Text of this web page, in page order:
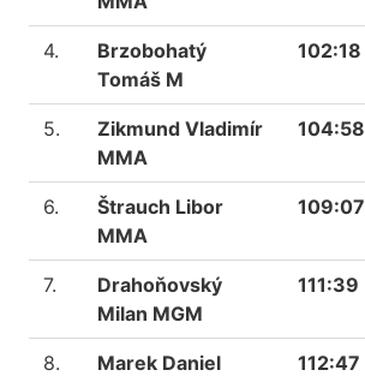
4.
Brzobohatý
Tomáš M
102:18
5.
Zikmund Vladimír
MMA
104:58
6.
Štrauch Libor
MMA
109:07
7.
Drahoňovský
Milan MGM
111:39
8.
Marek Daniel
112:47